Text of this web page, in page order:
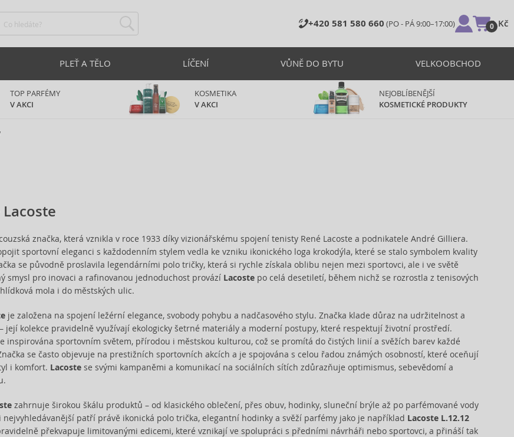
+420 581 580 660 (PO - PÁ 9:00–17:00) 0
0 Kč
PLEŤ A TĚLO LÍČENÍ VŮNĚ DO BYTU VELKOOBCHOD
TOP PARFÉMY
V AKCI
KOSMETIKA
V AKCI
NEJOBLÍBENĚJŠÍ
KOSMETICKÉ PRODUKTY
Lacoste
značka, která vznikla v roce 1933 díky vizionářskému spojení tenisty René Lacoste a podnikatele André Gilliera.
sportovní eleganci s každodenním stylem vedla ke vzniku ikonického loga krokodýla, které se stalo symbolem kvality
se původně proslavila legendárními polo tričky, která si rychle získala oblibu nejen mezi sportovci, ale i ve světě
smysl pro inovaci a rafinovanou jednoduchost provází Lacostepo celá desetiletí, během nichž se rozrostla z tenisových
mola i do městských ulic.
je založena na spojení ležérní elegance, svobody pohybu a nadčasového stylu. Značka klade důraz na udržitelnost a
její kolekce pravidelně využívají ekologicky šetrné materiály a moderní postupy, které respektují životní prostředí.
inspirována sportovním světem, přírodou i městskou kulturou, což se promítá do čistých linií a svěžích barev každé
se často objevuje na prestižních sportovních akcích a je spojována s celou řadou známých osobností, které oceňují
i komfort. Lacostese svými kampaněmi a komunikací na sociálních sítích zdůrazňuje optimismus, sebevědomí a
zahrnuje širokou škálu produktů – od klasického oblečení, přes obuv, hodinky, sluneční brýle až po parfémované vody
nejvyhledávanější patří právě ikonická polo trička, elegantní hodinky a svěží parfémy jako je například Lacoste L.12.12
překvapuje limitovanými edicemi, které vznikají ve spolupráci s předními návrháři nebo sportovci, a přináší tak